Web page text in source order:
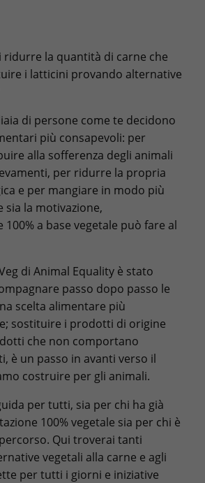
ridurre la quantità di carne che
i latticini provando alternative
di persone come te decidono
più consapevoli: per
alla sofferenza degli animali
per ridurre la propria
e per mangiare in modo più
sia la motivazione,
100% a base vegetale può fare al
di Animal Equality è stato
passo dopo passo le
scelta alimentare più
sostituire i prodotti di origine
che non comportano
è un passo in avanti verso il
costruire per gli animali.
per tutti, sia per chi ha già
100% vegetale sia per chi è
Qui troverai tanti
vegetali alla carne e agli
per tutti i giorni e iniziative